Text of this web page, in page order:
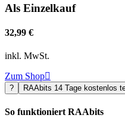
Als Einzelkauf
32,99 €
inkl. MwSt.
Zum Shop
? RAAbits 14 Tage kostenlos
So funktioniert RAAbits